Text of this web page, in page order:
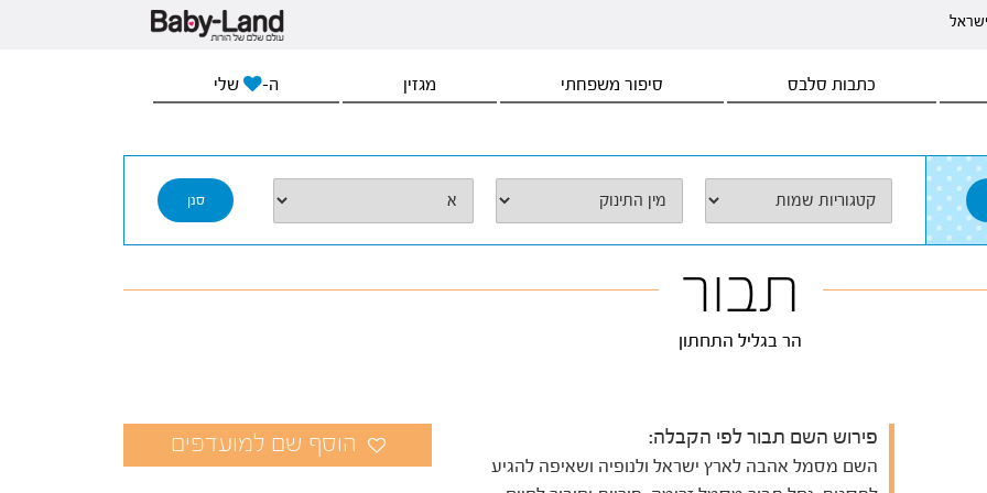
כתבות סלבס סיפור משפחתי מגזין ה- שלי
תבור
הר בגליל התחתון
פירוש השם תבור לפי הקבלה:
השם מסמל אהבה לארץ ישראל ולנופיה ושאיפה להגיע